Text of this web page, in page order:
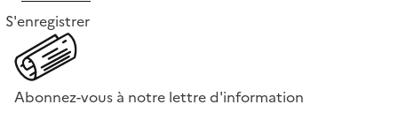
S'enregistrer
Abonnez-vous à notre lettre d'information